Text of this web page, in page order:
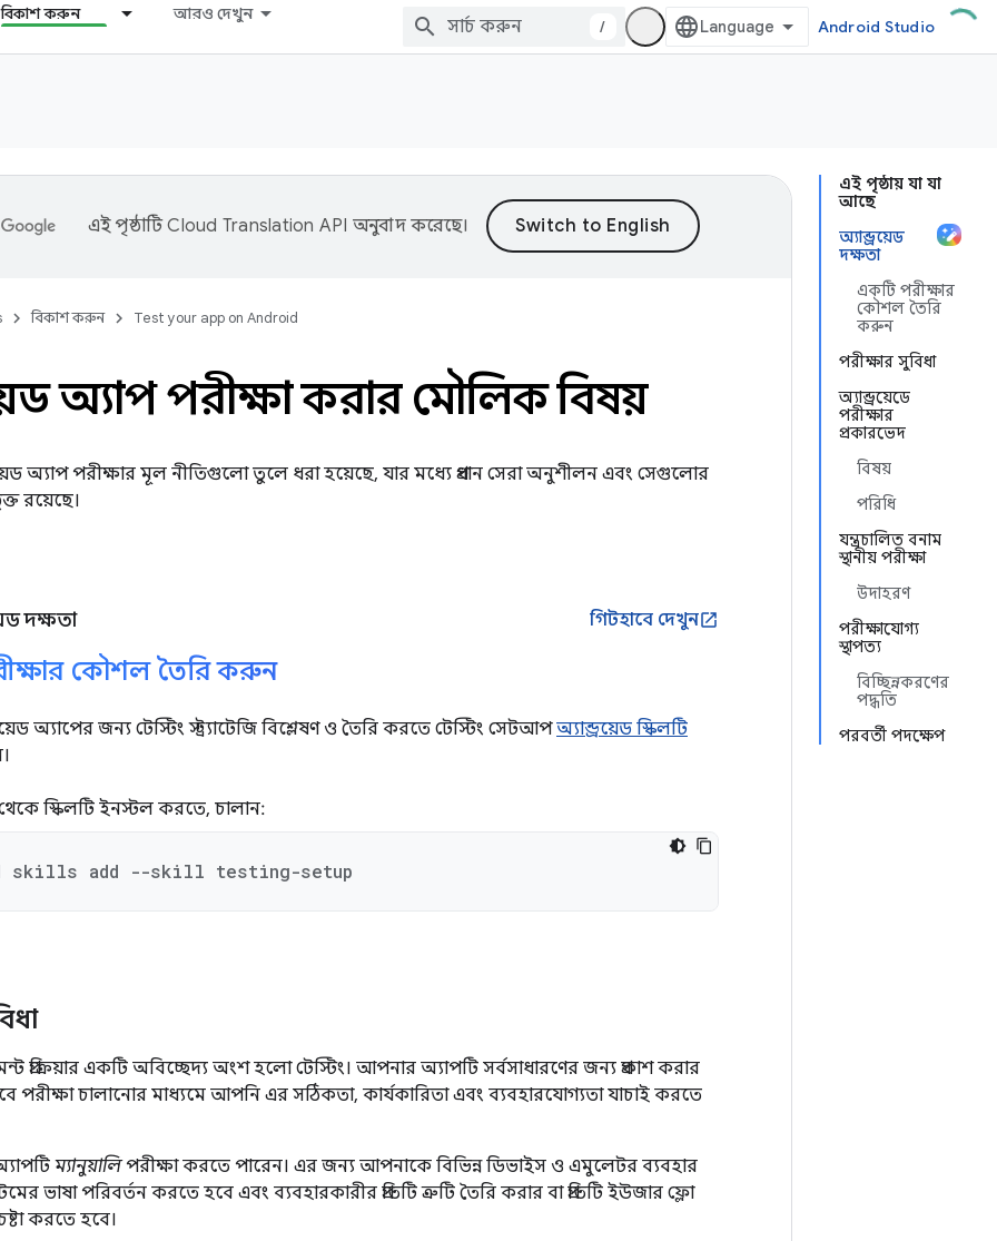
বিকাশ করুন আরও দেখুন
/ Android Studio
এই পৃষ্ঠায় যা যা
আছে
অ্যান্ড্রয়েড
দক্ষতা
একটি পরীক্ষার
কৌশল তৈরি
করুন
পরীক্ষার সুবিধা
অ্যান্ড্রয়েডে
পরীক্ষার
প্রকারভেদ
বিষয়
পরিধি
যন্ত্রচালিত বনাম
স্থানীয় পরীক্ষা
উদাহরণ
পরীক্ষাযোগ্য
স্থাপত্য
বিচ্ছিন্নকরণের
পদ্ধতি
পরবর্তী পদক্ষেপ
এই পৃষ্ঠাটিCloud Translation API অনুবাদ করেছে।
বিকাশ করুন Test your app on Android
অ্যাপ পরীক্ষা করার মৌলিক বিষয়
অ্যাপ পরীক্ষার মূল নীতিগুলো তুলে ধরা হয়েছে, যার মধ্যে প্রধান সেরা অনুশীলন এবং সেগুলোর
রয়েছে।
দক্ষতা গিটহাবে দেখুনopen_in_new
কৌশল তৈরি করুন
অ্যাপের জন্য টেস্টিং স্ট্র্যাটেজি বিশ্লেষণ ও তৈরি করতে টেস্টিং সেটআপঅ্যান্ড্রয়েড স্কিলটি
স্কিলটি ইনস্টল করতে, চালান:
skills add --skill testing-setup
প্রক্রিয়ার একটি অবিচ্ছেদ্য অংশ হলো টেস্টিং। আপনার অ্যাপটি সর্বসাধারণের জন্য প্রকাশ করার
পরীক্ষা চালানোর মাধ্যমে আপনি এর সঠিকতা, কার্যকারিতা এবং ব্যবহারযোগ্যতা যাচাই করতে
ম্যানুয়ালিপরীক্ষা করতে পারেন। এর জন্য আপনাকে বিভিন্ন ডিভাইস ও এমুলেটর ব্যবহার
ভাষা পরিবর্তন করতে হবে এবং ব্যবহারকারীর প্রতিটি ত্রুটি তৈরি করার বা প্রতিটি ইউজার ফ্লো
করতে হবে।